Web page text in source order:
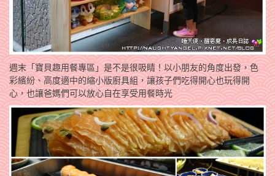
週末「寶貝趣用餐專區」是不是很吸睛！以小朋友的角度出發，色
彩繽紛、高度適中的縮小版廚具組，讓孩子們吃得開心也玩得開
心，也讓爸媽們可以放心自在享受用餐時光